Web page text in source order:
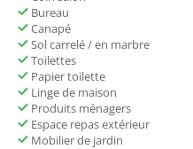
Bureau
Canapé
Sol carrelé / en marbre
Toilettes
Papier toilette
Linge de maison
Produits ménagers
Espace repas extérieur
Mobilier de jardin